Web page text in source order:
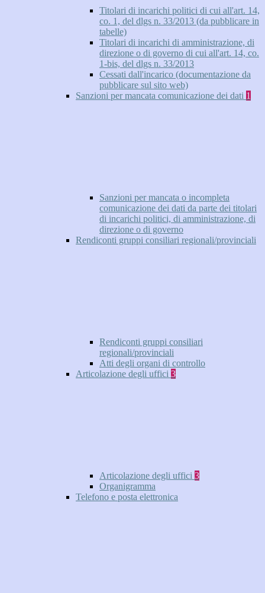
Titolari di incarichi politici di cui all'art. 14,
co. 1, del dlgs n. 33/2013 (da pubblicare in
tabelle)
Titolari di incarichi di amministrazione, di
direzione o di governo di cui all'art. 14, co.
1-bis, del dlgs n. 33/2013
Cessati dall'incarico (documentazione da
pubblicare sul sito web)
Sanzioni per mancata comunicazione dei dati 1
Sanzioni per mancata o incompleta
comunicazione dei dati da parte dei titolari
di incarichi politici, di amministrazione, di
direzione o di governo
Rendiconti gruppi consiliari regionali/provinciali
Rendiconti gruppi consiliari
regionali/provinciali
Atti degli organi di controllo
Articolazione degli uffici 3
Articolazione degli uffici 3
Organigramma
Telefono e posta elettronica